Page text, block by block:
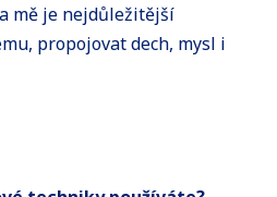
mě je nejdůležitější
propojovat dech, mysl i